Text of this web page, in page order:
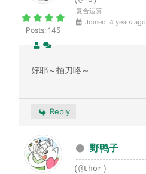
Posts: 145
复合运算
Joined: 4 years ago
好耶～拍刀咯～
Reply
野鸭子
(@thor)